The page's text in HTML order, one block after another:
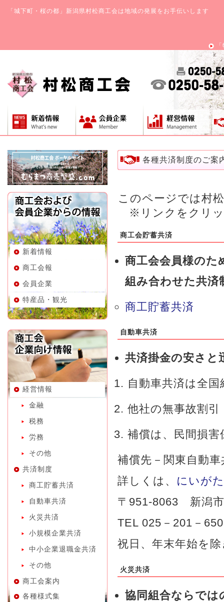
「城下町・桜の都」新潟県村松商工会は地域の発展をお手伝いします
新着情報
商工会報
会員企業
特産品・観光
経営情報
金融
税務
労務
その他
共済制度
商工貯蓄共済
自動車共済
火災共済
小規模企業共済
中小企業退職金共済
その他
商工会案内
各種様式集
各種共済制度のご案
このページでは村
※リンクをクリ
商工会貯蓄共済
商工会会員様のた
組み合わせた共済
商工貯蓄共済
自動車共済
共済掛金の安さと
自動車共済は全
他社の無事故割
補償は、民間損
補償先－関東自動
詳しくは、 にいが
〒951-8063 新潟
TEL 025－201－
祝日、年末年始を
火災共済
協同組合ならでは